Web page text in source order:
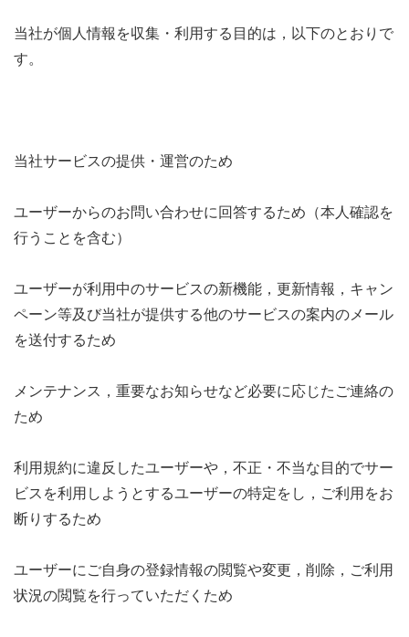
当社が個人情報を収集・利用する目的は，以下のとおりで
す。
当社サービスの提供・運営のため
ユーザーからのお問い合わせに回答するため（本人確認を
行うことを含む）
ユーザーが利用中のサービスの新機能，更新情報，キャン
ペーン等及び当社が提供する他のサービスの案内のメール
を送付するため
メンテナンス，重要なお知らせなど必要に応じたご連絡の
ため
利用規約に違反したユーザーや，不正・不当な目的でサー
ビスを利用しようとするユーザーの特定をし，ご利用をお
断りするため
ユーザーにご自身の登録情報の閲覧や変更，削除，ご利用
状況の閲覧を行っていただくため